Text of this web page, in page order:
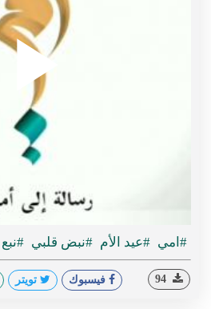
#امي #عيد الأم #نبض قلبي
فيسبوك تويتر